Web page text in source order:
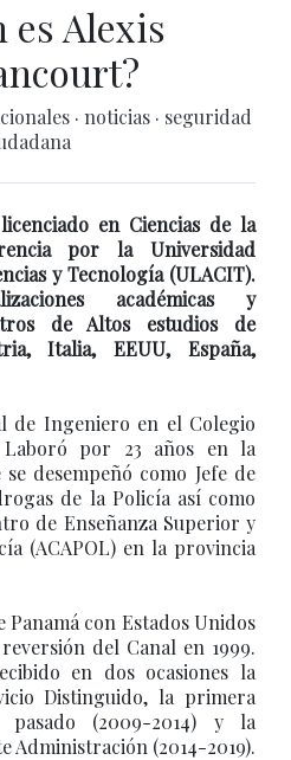
es Alexis
· noticias · seguridad
en Ciencias de la
por la Universidad
y Tecnología (ULACIT).
académicas y
de Altos estudios de
Italia, EEUU, España,
de Ingeniero en el Colegio
por 23 años en la
desempeñó como Jefe de
de la Policía así como
de Enseñanza Superior y
(ACAPOL) en la provincia
Panamá con Estados Unidos
del Canal en 1999.
en dos ocasiones la
Distinguido, la primera
(2009-2014) y la
Administración (2014-2019).